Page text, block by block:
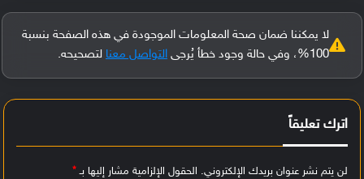
لا يمكننا ضمان صحة المعلومات الموجودة في هذه الصفحة بنسبة
100%، وفي حالة وجود خطأ يُرجى
التواصل معنا لتصحيحه.
اترك تعليقاً
لن يتم نشر عنوان بريدك الإلكتروني. الحقول الإلزامية مشار إليها بـ*